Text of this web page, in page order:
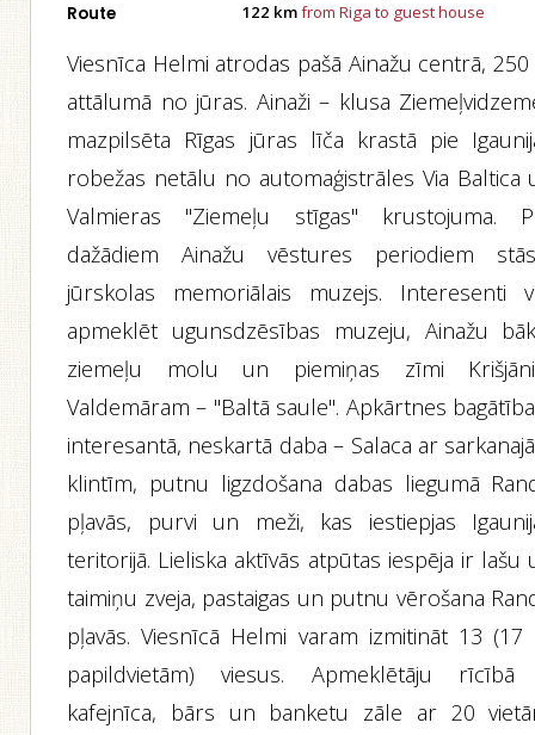
Route 122 kmfrom Riga to guest house
Viesnīca Helmi atrodas pašā Ainažu centrā,
attālumā no jūras. Ainaži – klusa
mazpilsēta Rīgas jūras līča krastā pie
robežas netālu no automaģistrāles Via Baltica
Valmieras "Ziemeļu stīgas" krustojuma.
dažādiem Ainažu vēstures periodiem
jūrskolas memoriālais muzejs. Interesenti
apmeklēt ugunsdzēsības muzeju, Ainažu
ziemeļu molu un piemiņas zīmi
Valdemāram – "Baltā saule". Apkārtnes
interesantā, neskartā daba – Salaca ar
klintīm, putnu ligzdošana dabas liegumā
pļavās, purvi un meži, kas iestiepjas
teritorijā. Lieliska aktīvās atpūtas iespēja ir lašu
taimiņu zveja, pastaigas un putnu vērošana
pļavās. Viesnīcā Helmi varam izmitināt 13 (17
papildvietām) viesus. Apmeklētāju
kafejnīca, bārs un banketu zāle ar 20